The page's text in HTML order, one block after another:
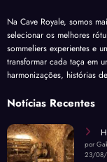
Na Cave Royale, somos
selecionar os melhores
sommeliers experientes e
transformar cada taça em
harmonizações, histórias
Notícias Recentes
por
23/